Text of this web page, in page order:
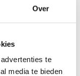
Over
te
media te bieden